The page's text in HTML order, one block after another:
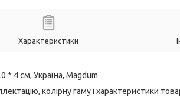
Характеристики
* 4 см, Україна, Magdum
колірну гаму і характеристики